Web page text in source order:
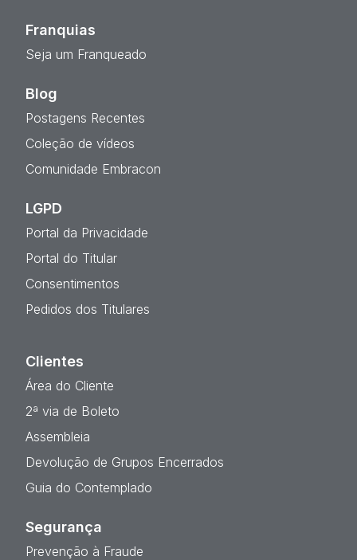
Franquias
Seja um Franqueado
Blog
Postagens Recentes
Coleção de vídeos
Comunidade Embracon
LGPD
Portal da Privacidade
Portal do Titular
Consentimentos
Pedidos dos Titulares
Clientes
Área do Cliente
2ª via de Boleto
Assembleia
Devolução de Grupos Encerrados
Guia do Contemplado
Segurança
Prevenção à Fraude